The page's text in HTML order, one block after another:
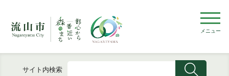
メニュー
サイト内検索